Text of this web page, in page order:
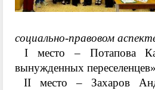
социально-правовом
I место – Потапова
вынужденных переселенцев»
II место – Захаров